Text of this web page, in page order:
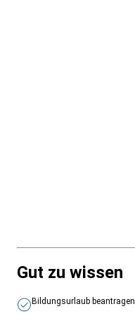
Gut zu wissen
Bildungsurlaub beantragen